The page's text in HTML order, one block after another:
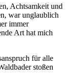
Achtsamkeit und
war unglaublich
immer
Art hat mich
für alle
stoßen